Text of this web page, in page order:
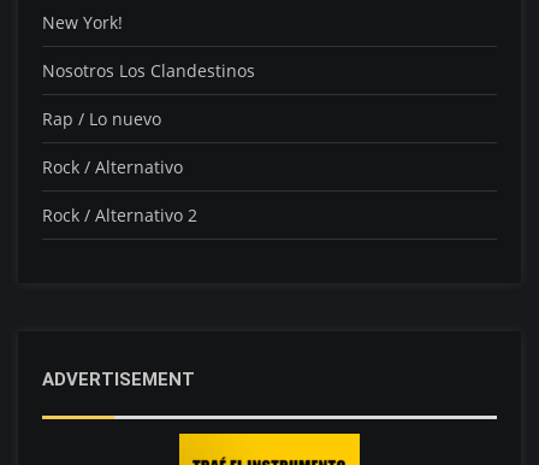
New York!
Nosotros Los Clandestinos
Rap / Lo nuevo
Rock / Alternativo
Rock / Alternativo 2
ADVERTISEMENT